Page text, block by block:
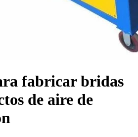
fabricar bridas
de aire de